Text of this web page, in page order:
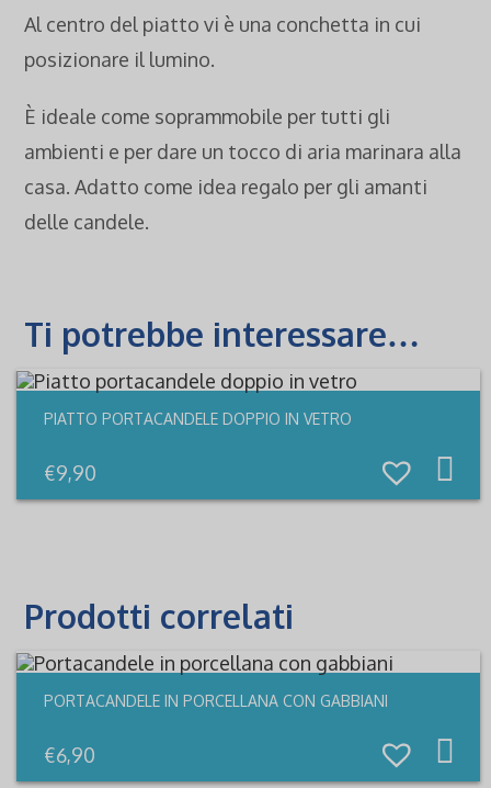
Al centro del piatto vi è una conchetta in cui
posizionare il lumino.
È ideale come soprammobile per tutti gli
ambienti e per dare un tocco di aria marinara alla
casa. Adatto come idea regalo per gli amanti
delle candele.
Ti potrebbe interessare…
PIATTO PORTACANDELE DOPPIO IN VETRO
€9,90
Prodotti correlati
PORTACANDELE IN PORCELLANA CON GABBIANI
€6,90